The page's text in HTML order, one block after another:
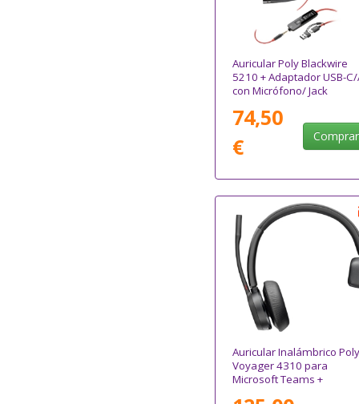
Auricular Poly Blackwire
5210 + Adaptador USB-
con Micrófono/ Jack
74,50
€
Comprar
Auricular Inalámbrico Poly
Voyager 4310 para
Microsoft Teams +